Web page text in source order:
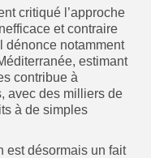
critiqué l’approche
et contraire
dénonce notamment
estimant
contribue à
avec des milliers de
à de simples
est désormais un fait